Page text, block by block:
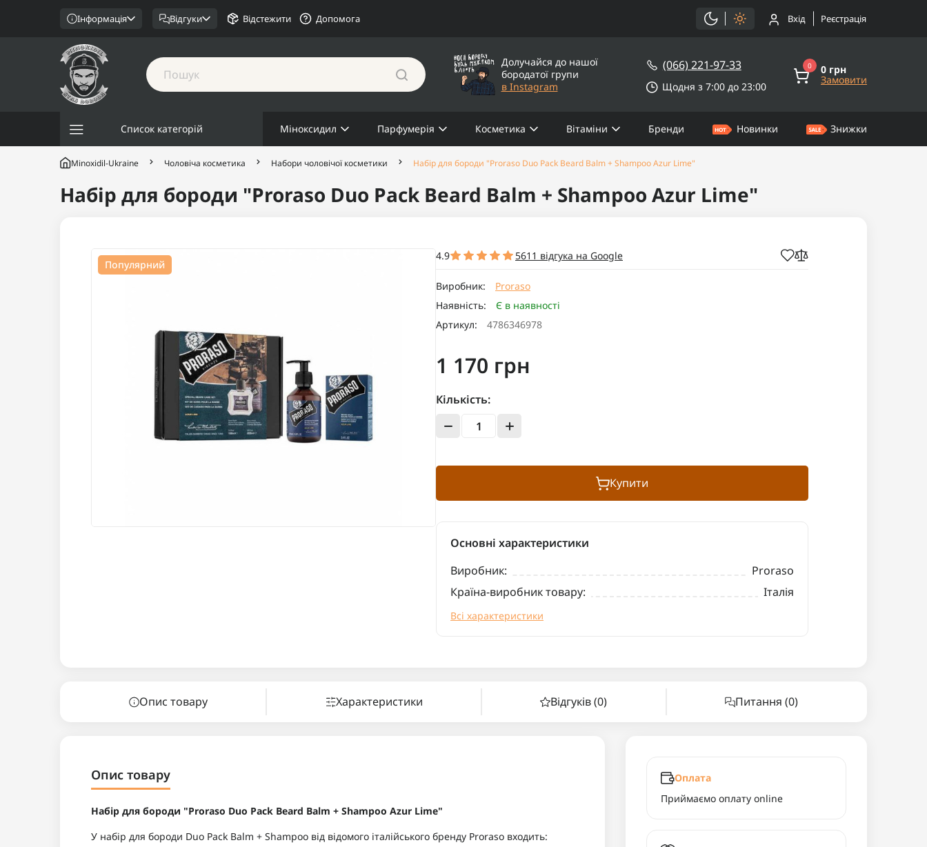
Інформація Відгуки Відстежити Допомога Вхід Реєстрація
Долучайся до нашої
бородатої групи
в Instagram
(066) 221-97-33
Щодня з 7:00 до 23:00
0 0 грн
Замовити
Список категорій Міноксидил Парфумерія Косметика Вітаміни Бренди Новинки Знижки
Minoxidil-Ukraine Чоловіча косметика Набори чоловічої косметики Набір для бороди "Proraso Duo Pack Beard Balm + Shampoo Azur Lime"
Набір для бороди "Proraso Duo Pack Beard Balm + Shampoo Azur Lime"
Популярний
4.9 5611 відгука на Google
Виробник:
Proraso
Наявність:
Є в наявності
Артикул:
4786346978
1 170 грн
Кількість:
Купити
Основні характеристики
Виробник:
Proraso
Країна-виробник товару:
Італія
Всі характеристики
Опис товару Характеристики Відгуків (0) Питання (0)
Опис товару
Набір для бороди "Proraso Duo Pack Beard Balm + Shampoo Azur Lime"
У набір для бороди Duo Pack Balm + Shampoo від відомого італійського бренду Proraso входить:
Оплата
Приймаємо оплату online